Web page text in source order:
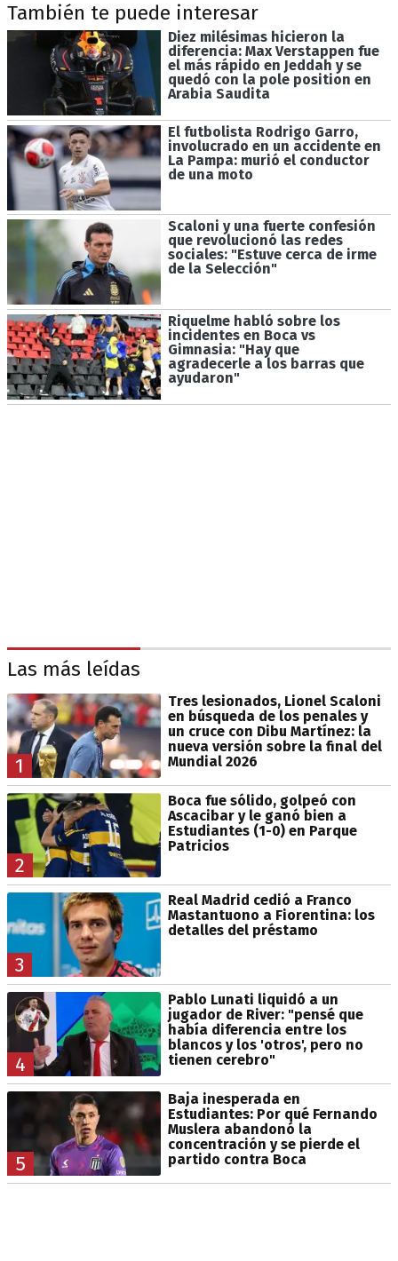
También te puede interesar
Diez milésimas hicieron la
diferencia: Max Verstappen fue
el más rápido en Jeddah y se
quedó con la pole position en
Arabia Saudita
El futbolista Rodrigo Garro,
involucrado en un accidente en
La Pampa: murió el conductor
de una moto
Scaloni y una fuerte confesión
que revolucionó las redes
sociales: "Estuve cerca de irme
de la Selección"
Riquelme habló sobre los
incidentes en Boca vs
Gimnasia: "Hay que
agradecerle a los barras que
ayudaron"
Las más leídas
1
Tres lesionados, Lionel Scaloni
en búsqueda de los penales y
un cruce con Dibu Martínez: la
nueva versión sobre la final del
Mundial 2026
2
Boca fue sólido, golpeó con
Ascacibar y le ganó bien a
Estudiantes (1-0) en Parque
Patricios
3
Real Madrid cedió a Franco
Mastantuono a Fiorentina: los
detalles del préstamo
4
Pablo Lunati liquidó a un
jugador de River: "pensé que
había diferencia entre los
blancos y los 'otros', pero no
tienen cerebro"
5
Baja inesperada en
Estudiantes: Por qué Fernando
Muslera abandonó la
concentración y se pierde el
partido contra Boca